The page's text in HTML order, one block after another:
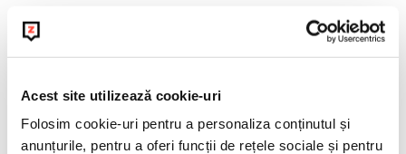
Acest site utilizează cookie-uri
Folosim cookie-uri pentru a personaliza conținutul și
anunțurile, pentru a oferi funcții de rețele sociale și pentru
Informatii suplimentare
POLITICA DE RETUR